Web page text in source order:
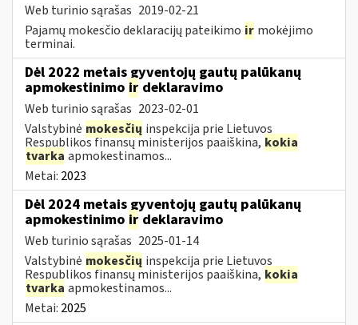
Web turinio sąrašas 2019-02-21
Pajamų mokesčio deklaracijų pateikimo ir mokėjimo
terminai.
Dėl 2022 metais gyventojų gautų palūkanų
apmokestinimo ir deklaravimo
Web turinio sąrašas 2023-02-01
Valstybinė mokesčių inspekcija prie Lietuvos
Respublikos finansų ministerijos paaiškina, kokia
tvarka apmokestinamos...
Metai: 2023
Dėl 2024 metais gyventojų gautų palūkanų
apmokestinimo ir deklaravimo
Web turinio sąrašas 2025-01-14
Valstybinė mokesčių inspekcija prie Lietuvos
Respublikos finansų ministerijos paaiškina, kokia
tvarka apmokestinamos...
Metai: 2025